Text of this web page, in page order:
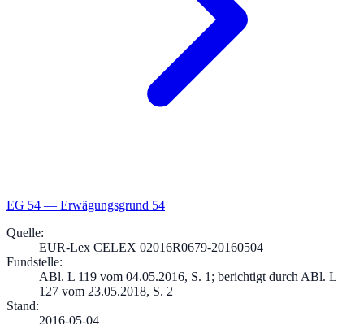
EG 54 — Erwägungsgrund 54
Quelle:
EUR-Lex CELEX 02016R0679-20160504
Fundstelle:
ABl. L 119 vom 04.05.2016, S. 1; berichtigt durch ABl. L
127 vom 23.05.2018, S. 2
Stand:
2016-05-04